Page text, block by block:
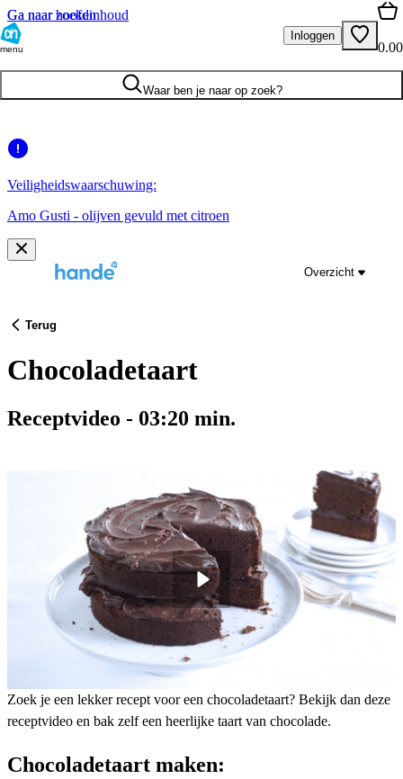
Ga naar hoofdinhoud
Ga naar zoeken
menu
Inloggen
0.00
Waar ben je naar op zoek?
Veiligheidswaarschuwing:
Amo Gusti - olijven gevuld met citroen
Overzicht
Terug
Chocoladetaart
Receptvideo - 03:20 min.
Zoek je een lekker recept voor een chocoladetaart? Bekijk dan deze
receptvideo en bak zelf een heerlijke taart van chocolade.
Chocoladetaart maken: